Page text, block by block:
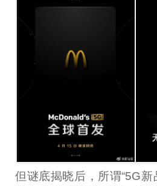
但谜底揭晓后，所谓“5G新